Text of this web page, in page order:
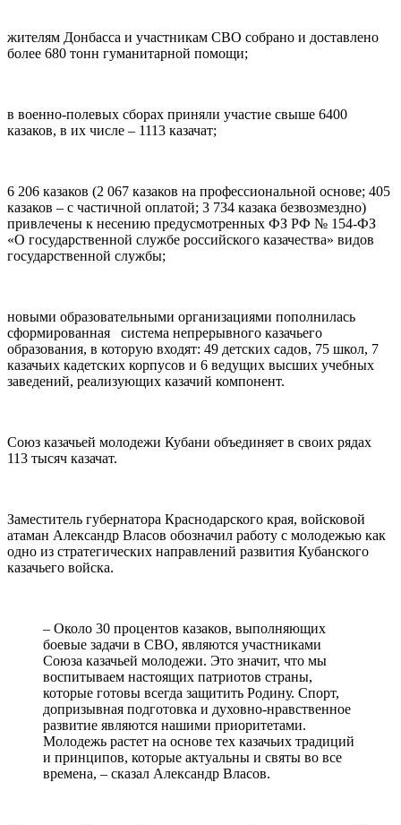
жителям Донбасса и участникам СВО собрано и доставлено
более 680 тонн гуманитарной помощи;
в военно-полевых сборах приняли участие свыше 6400
казаков, в их числе – 1113 казачат;
6 206 казаков (2 067 казаков на профессиональной основе; 405
казаков – с частичной оплатой; 3 734 казака безвозмездно)
привлечены к несению предусмотренных ФЗ РФ № 154-ФЗ
«О государственной службе российского казачества» видов
государственной службы;
новыми образовательными организациями пополнилась
сформированная система непрерывного казачьего
образования, в которую входят: 49 детских садов, 75 школ, 7
казачьих кадетских корпусов и 6 ведущих высших учебных
заведений, реализующих казачий компонент.
Союз казачьей молодежи Кубани объединяет в своих рядах
113 тысяч казачат.
Заместитель губернатора Краснодарского края, войсковой
атаман Александр Власов обозначил работу с молодежью как
одно из стратегических направлений развития Кубанского
казачьего войска.
– Около 30 процентов казаков, выполняющих
боевые задачи в СВО, являются участниками
Союза казачьей молодежи. Это значит, что мы
воспитываем настоящих патриотов страны,
которые готовы всегда защитить Родину. Спорт,
допризывная подготовка и духовно-нравственное
развитие являются нашими приоритетами.
Молодежь растет на основе тех казачьих традиций
и принципов, которые актуальны и святы во все
времена, – сказал Александр Власов.